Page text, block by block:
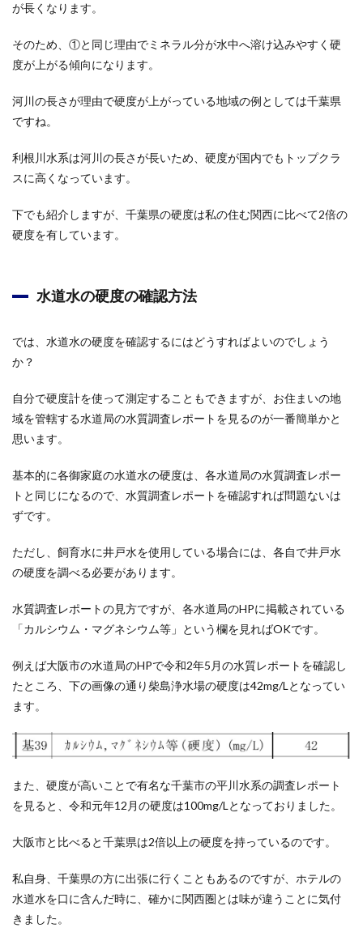
が長くなります。
そのため、①と同じ理由でミネラル分が水中へ溶け込みやすく硬
度が上がる傾向になります。
河川の長さが理由で硬度が上がっている地域の例としては千葉県
ですね。
利根川水系は河川の長さが長いため、硬度が国内でもトップクラ
スに高くなっています。
下でも紹介しますが、千葉県の硬度は私の住む関西に比べて2倍の
硬度を有しています。
水道水の硬度の確認方法
では、水道水の硬度を確認するにはどうすればよいのでしょう
か？
自分で硬度計を使って測定することもできますが、お住まいの地
域を管轄する水道局の水質調査レポートを見るのが一番簡単かと
思います。
基本的に各御家庭の水道水の硬度は、各水道局の水質調査レポー
トと同じになるので、水質調査レポートを確認すれば問題ないは
ずです。
ただし、飼育水に井戸水を使用している場合には、各自で井戸水
の硬度を調べる必要があります。
水質調査レポートの見方ですが、各水道局のHPに掲載されている
「カルシウム・マグネシウム等」という欄を見ればOKです。
例えば大阪市の水道局のHPで令和2年5月の水質レポートを確認し
たところ、下の画像の通り柴島浄水場の硬度は42mg/Lとなってい
ます。
また、硬度が高いことで有名な千葉市の平川水系の調査レポート
を見ると、令和元年12月の硬度は100mg/Lとなっておりました。
大阪市と比べると千葉県は2倍以上の硬度を持っているのです。
私自身、千葉県の方に出張に行くこともあるのですが、ホテルの
水道水を口に含んだ時に、確かに関西圏とは味が違うことに気付
きました。